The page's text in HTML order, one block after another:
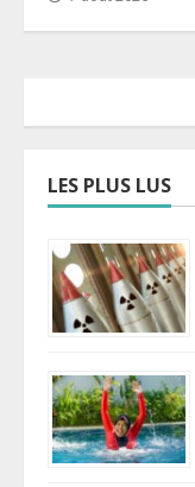
LES PLUS LUS